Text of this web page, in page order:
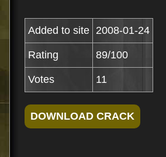
Added to site 2008-01-24
Rating 89/100
Votes 11